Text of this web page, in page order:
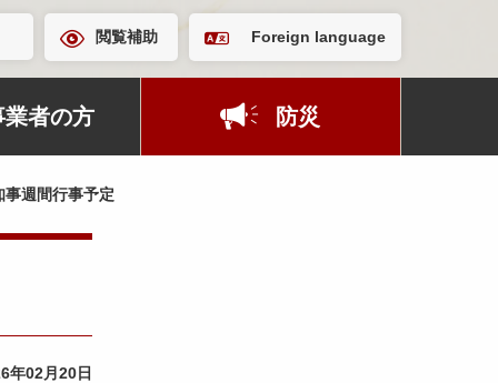
閲覧補助 Foreign language
業者の方 防災
週間行事予定
年02月20日